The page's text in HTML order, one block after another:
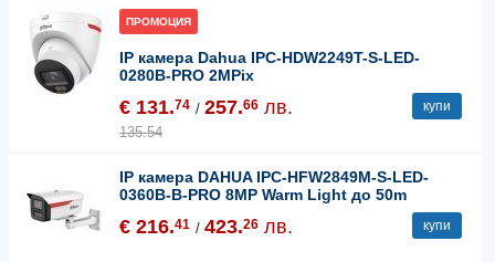
ПРОМОЦИЯ
IP камера Dahua IPC-HDW2249T-S-LED-
0280B-PRO 2MPix
€ 131.74 / 257.66 лв.
135.54
купи
IP камера DAHUA IPC-HFW2849M-S-LED-
0360B-B-PRO 8MP Warm Light до 50m
€ 216.41 / 423.26 лв. купи